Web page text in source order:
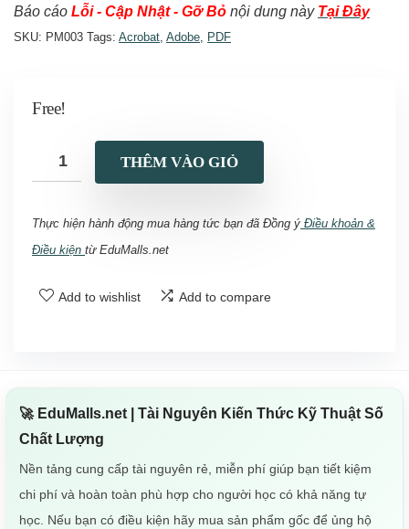
Báo cáo Lỗi - Cập Nhật - Gỡ Bỏ nội dung này Tại Đây
SKU: PM003 Tags: Acrobat, Adobe, PDF
Free!
THÊM VÀO GIỎ
Thực hiện hành động mua hàng tức bạn đã Đồng ý Điều khoản &
Điều kiện từ EduMalls.net
Add to wishlist Add to compare
✕
🚀 EduMalls.net | Tài Nguyên Kiến Thức Kỹ Thuật Số
Chất Lượng
Nền tảng cung cấp tài nguyên rẻ, miễn phí giúp bạn tiết kiệm
chi phí và hoàn toàn phù hợp cho người học có khả năng tự
học. Nếu bạn có điều kiện hãy mua sản phẩm gốc để ủng hộ